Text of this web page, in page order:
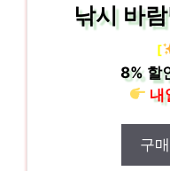
낚시 바
[
8%할
내
구